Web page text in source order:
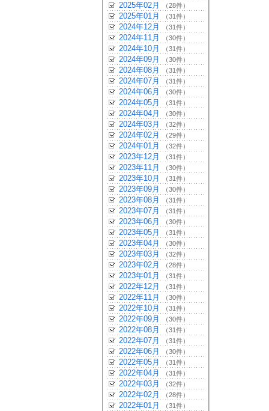
2025年02月 （28件）
2025年01月 （31件）
2024年12月 （31件）
2024年11月 （30件）
2024年10月 （31件）
2024年09月 （30件）
2024年08月 （31件）
2024年07月 （31件）
2024年06月 （30件）
2024年05月 （31件）
2024年04月 （30件）
2024年03月 （32件）
2024年02月 （29件）
2024年01月 （32件）
2023年12月 （31件）
2023年11月 （30件）
2023年10月 （31件）
2023年09月 （30件）
2023年08月 （31件）
2023年07月 （31件）
2023年06月 （30件）
2023年05月 （31件）
2023年04月 （30件）
2023年03月 （32件）
2023年02月 （28件）
2023年01月 （31件）
2022年12月 （31件）
2022年11月 （30件）
2022年10月 （31件）
2022年09月 （30件）
2022年08月 （31件）
2022年07月 （31件）
2022年06月 （30件）
2022年05月 （31件）
2022年04月 （31件）
2022年03月 （32件）
2022年02月 （28件）
2022年01月 （31件）